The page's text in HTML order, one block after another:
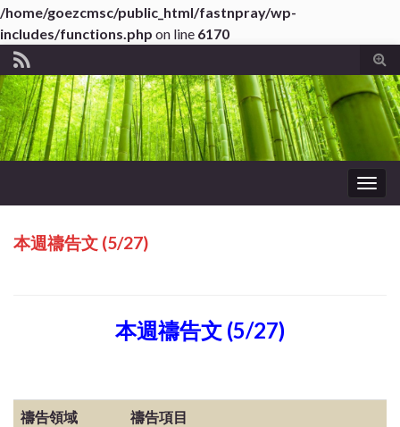
/home/goezcmsc/public_html/fastnpray/wp-
includes/functions.php on line 6170
本週禱告文 (5/27)
本週禱告文 (5/27)
禱告領域 禱告項目